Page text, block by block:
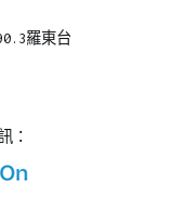
羅東台
：